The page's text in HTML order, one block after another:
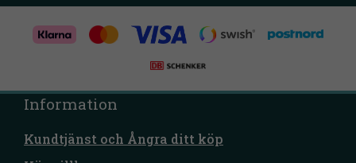
Information
Kundtjänst och Ångra ditt köp